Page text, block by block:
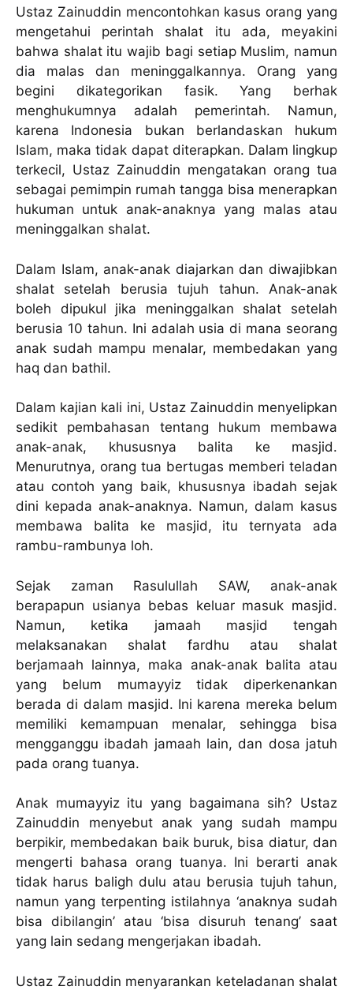
Ustaz Zainuddin mencontohkan kasus orang yang
mengetahui perintah shalat itu ada, meyakini
bahwa shalat itu wajib bagi setiap Muslim, namun
dia malas dan meninggalkannya. Orang yang
begini dikategorikan fasik. Yang berhak
menghukumnya adalah pemerintah. Namun,
karena Indonesia bukan berlandaskan hukum
Islam, maka tidak dapat diterapkan. Dalam lingkup
terkecil, Ustaz Zainuddin mengatakan orang tua
sebagai pemimpin rumah tangga bisa menerapkan
hukuman untuk anak-anaknya yang malas atau
meninggalkan shalat.
Dalam Islam, anak-anak diajarkan dan diwajibkan
shalat setelah berusia tujuh tahun. Anak-anak
boleh dipukul jika meninggalkan shalat setelah
berusia 10 tahun. Ini adalah usia di mana seorang
anak sudah mampu menalar, membedakan yang
haq dan bathil.
Dalam kajian kali ini, Ustaz Zainuddin menyelipkan
sedikit pembahasan tentang hukum membawa
anak-anak, khususnya balita ke masjid.
Menurutnya, orang tua bertugas memberi teladan
atau contoh yang baik, khususnya ibadah sejak
dini kepada anak-anaknya. Namun, dalam kasus
membawa balita ke masjid, itu ternyata ada
rambu-rambunya loh.
Sejak zaman Rasulullah SAW, anak-anak
berapapun usianya bebas keluar masuk masjid.
Namun, ketika jamaah masjid tengah
melaksanakan shalat fardhu atau shalat
berjamaah lainnya, maka anak-anak balita atau
yang belum mumayyiz tidak diperkenankan
berada di dalam masjid. Ini karena mereka belum
memiliki kemampuan menalar, sehingga bisa
mengganggu ibadah jamaah lain, dan dosa jatuh
pada orang tuanya.
Anak mumayyiz itu yang bagaimana sih? Ustaz
Zainuddin menyebut anak yang sudah mampu
berpikir, membedakan baik buruk, bisa diatur, dan
mengerti bahasa orang tuanya. Ini berarti anak
tidak harus baligh dulu atau berusia tujuh tahun,
namun yang terpenting istilahnya ‘anaknya sudah
bisa dibilangin’ atau ‘bisa disuruh tenang’ saat
yang lain sedang mengerjakan ibadah.
Ustaz Zainuddin menyarankan keteladanan shalat